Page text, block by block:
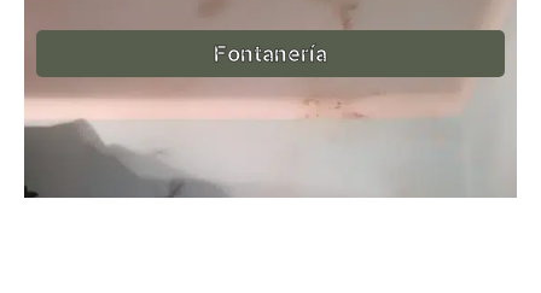
Fontanería